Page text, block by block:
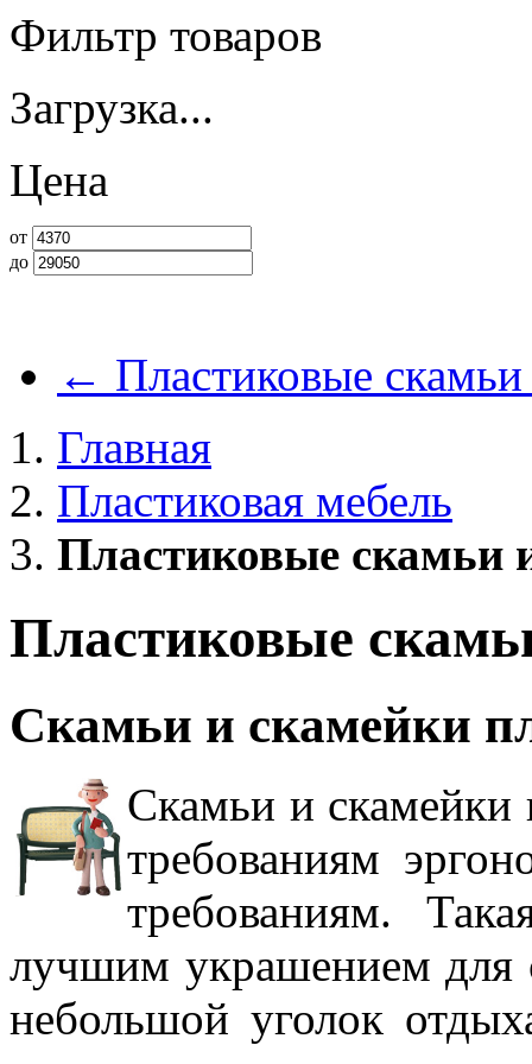
Фильтр товаров
Загрузка...
Цена
от
до
← Пластиковые
Главная
Пластиковая мебель
Пластиковые скамьи
Пластиковые
Скамьи и скамейки
Скамьи и скамейки
требованиям
требованиям.
лучшим украшением для
небольшой уголок